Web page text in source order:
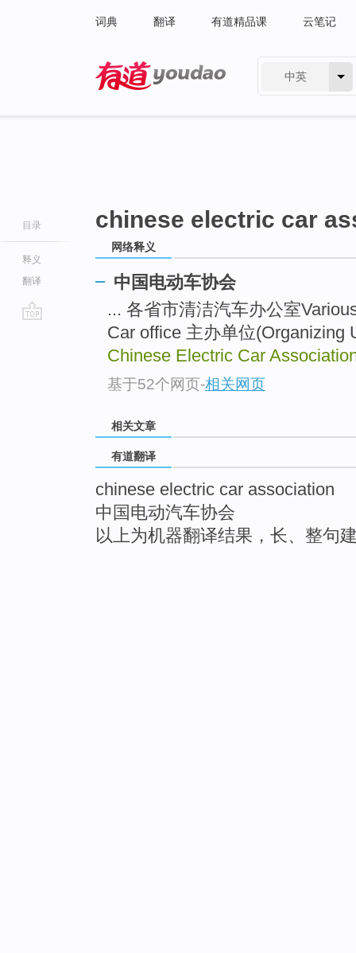
词典 翻译 有道精品课 云笔记
中英
目录
释义
翻译
chinese electric car
网络释义
中国电动车协会
... 各省市清洁汽车办公室
Car office 主办单位(Organizing
Chinese Electric Car
基于52个网页-相关网页
相关文章
有道翻译
chinese electric car association
中国电动汽车协会
以上为机器翻译结果，长、整句